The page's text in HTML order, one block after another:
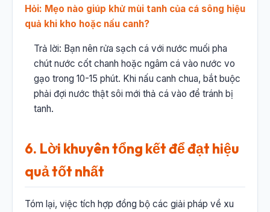
Hỏi: Mẹo nào giúp khử mùi tanh của cá sông hiệu
quả khi kho hoặc nấu canh?
Trả lời: Bạn nên rửa sạch cá với nước muối pha
chút nước cốt chanh hoặc ngâm cá vào nước vo
gạo trong 10-15 phút. Khi nấu canh chua, bắt buộc
phải đợi nước thật sôi mới thả cá vào để tránh bị
tanh.
6. Lời khuyên tổng kết để đạt hiệu
quả tốt nhất
Tóm lại, việc tích hợp đồng bộ các giải pháp về xu